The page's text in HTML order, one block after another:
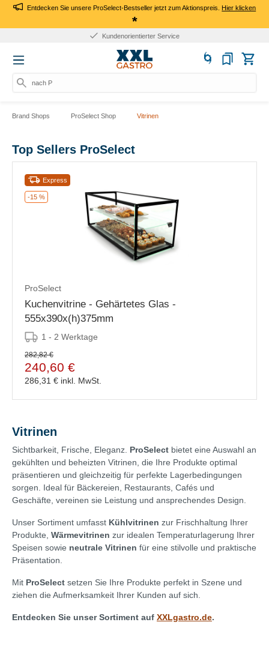
Entdecken Sie unsere ProSelect-Bestseller jetzt zum Aktionspreis.Hier klicken
*
Kundenorientierter Service
nach Pr
Brand Shops ProSelect Shop Vitrinen
Top Sellers ProSelect
-15 %
Express
ProSelect
Kuchenvitrine - Gehärtetes Glas -
555x390x(h)375mm
1 - 2 Werktage
282,82 €
240,60 €
286,31 € inkl. MwSt.
Vitrinen
Sichtbarkeit, Frische, Eleganz. ProSelect bietet eine Auswahl an
gekühlten und beheizten Vitrinen, die Ihre Produkte optimal
präsentieren und gleichzeitig für perfekte Lagerbedingungen
sorgen. Ideal für Bäckereien, Restaurants, Cafés und
Geschäfte, vereinen sie Leistung und ansprechendes Design.
Unser Sortiment umfasst Kühlvitrinen zur Frischhaltung Ihrer
Produkte, Wärmevitrinen zur idealen Temperaturlagerung Ihrer
Speisen sowie neutrale Vitrinen für eine stilvolle und praktische
Präsentation.
Mit ProSelect setzen Sie Ihre Produkte perfekt in Szene und
ziehen die Aufmerksamkeit Ihrer Kunden auf sich.
Entdecken Sie unser Sortiment auf XXLgastro.de.